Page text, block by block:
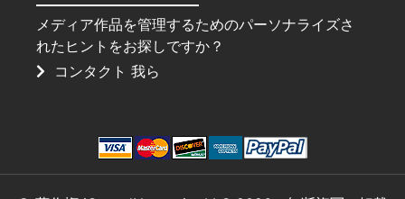
メディア作品を管理するためのパーソナライズさ
れたヒントをお探しですか？
コンタクト 我ら